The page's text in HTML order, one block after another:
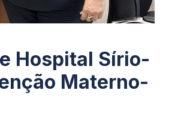
Hospital Sírio-
Materno-